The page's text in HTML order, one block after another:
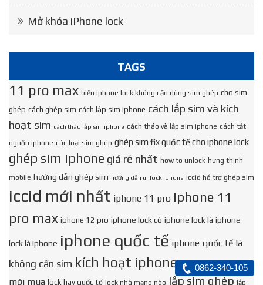
Mở khóa iPhone lock
TAGS
11 pro max biến iphone lock không cần dùng sim ghép cho sim
ghép cách ghép sim cách lắp sim iphone cách lắp sim và kích
hoạt sim cách tháo lắp sim iphone cách tháo và lắp sim iphone cách tắt
nguồn iphone các loại sim ghép ghép sim fix quốc tế cho iphone lock
ghép sim iphone giá rẻ nhất how to unlock hưng thịnh
mobile hướng dẫn ghép sim hướng dẫn unlock iphone iccid hổ trợ ghép sim
iccid mới nhất iphone 11 pro iphone 11
pro max iphone 12 pro iphone lock có iphone lock là iphone
lock là iphone iphone quốc tế iphone quốc tế là
không cần sim kích hoạt iphone kích hoạt iphone
mới mua lock hay quốc tế lock nhà mạng nào lắp sim ghép lắp
0862-340-105